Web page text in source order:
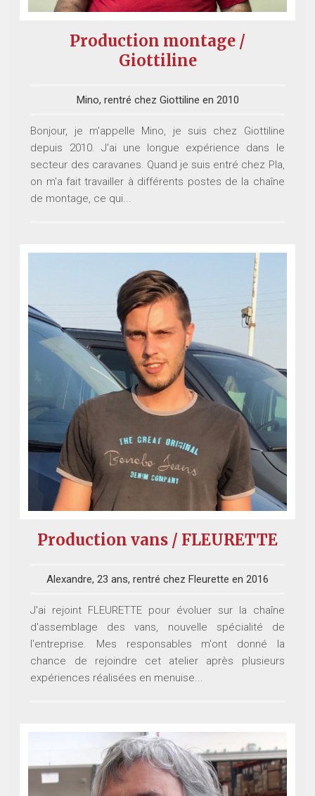
Production montage /
Giottiline
Mino, rentré chez Giottiline en 2010
Bonjour, je m'appelle Mino, je suis chez Giottiline
depuis 2010. J'ai une longue expérience dans le
secteur des caravanes. Quand je suis entré chez Pla,
on m'a fait travailler à différents postes de la chaîne
de montage, ce qui...
Production vans / FLEURETTE
Alexandre, 23 ans, rentré chez Fleurette en 2016
J'ai rejoint FLEURETTE pour évoluer sur la chaîne
d'assemblage des vans, nouvelle spécialité de
l'entreprise. Mes responsables m'ont donné la
chance de rejoindre cet atelier après plusieurs
expériences réalisées en menuise...